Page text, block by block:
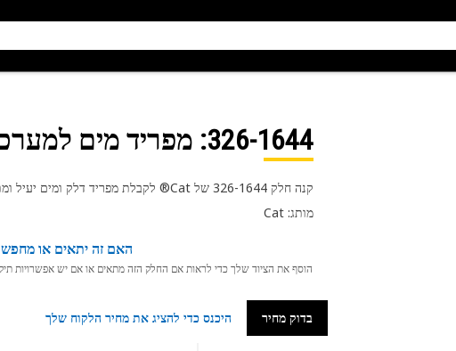
326-1644: מפריד מים
קנה חלק 326-1644 של Cat® לקבלת מפריד דלק ומים יעיל ומתקדם שנועד להאריך את חי מכונת ה-Cat® שלך.
מותג: Cat
האם זה יתאים או מחפש
הוסף את הציוד שלך כדי לראות אם החלק הזה מתאים או אם יש אפשרויות
בדוק מחיר היכנס כדי להציג את מחיר הלקוח שלך